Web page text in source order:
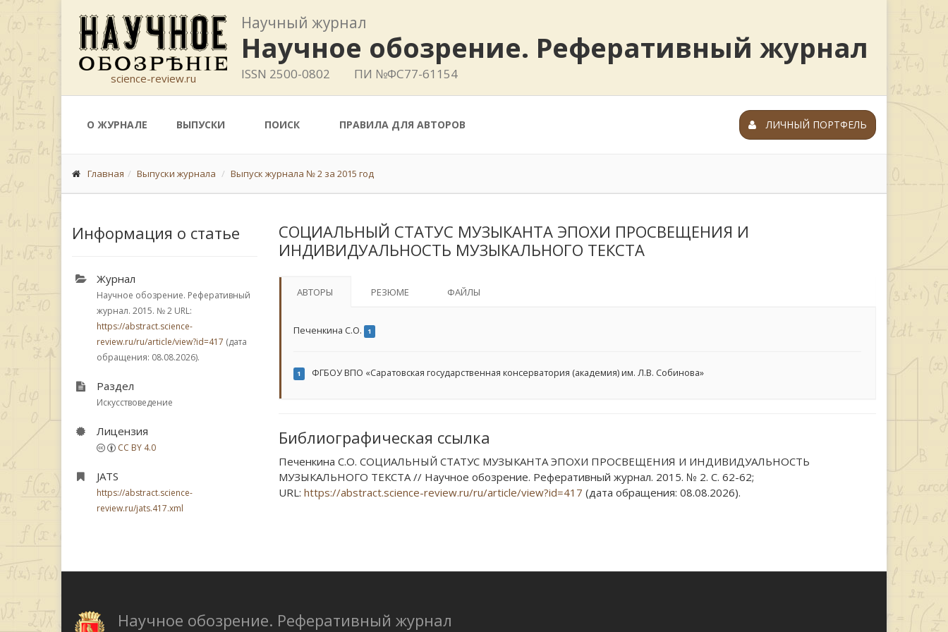
science-review.ru
Научный журнал
Научное обозрение. Реферативный журнал
ISSN 2500-0802 ПИ №ФС77-61154
О ЖУРНАЛЕ ВЫПУСКИ ПОИСК ПРАВИЛА ДЛЯ АВТОРОВ ЛИЧНЫЙ ПОРТФЕЛЬ
Главная Выпуски журнала Выпуск журнала № 2 за 2015 год
Информация о статье
Журнал
Научное обозрение. Реферативный
журнал. 2015. № 2 URL:
https://abstract.science-
review.ru/ru/article/view?id=417 (дата
обращения: 08.08.2026).
Раздел
Искусствоведение
Лицензия
CC BY 4.0
JATS
https://abstract.science-
review.ru/jats.417.xml
СОЦИАЛЬНЫЙ СТАТУС МУЗЫКАНТА ЭПОХИ ПРОСВЕЩЕНИЯ И
ИНДИВИДУАЛЬНОСТЬ МУЗЫКАЛЬНОГО ТЕКСТА
АВТОРЫ РЕЗЮМЕ ФАЙЛЫ
Печенкина С.О. 1
1 ФГБОУ ВПО «Саратовская государственная консерватория (академия) им. Л.В. Собинова»
Библиографическая ссылка
Печенкина С.О. СОЦИАЛЬНЫЙ СТАТУС МУЗЫКАНТА ЭПОХИ ПРОСВЕЩЕНИЯ И ИНДИВИДУАЛЬНОСТЬ
МУЗЫКАЛЬНОГО ТЕКСТА // Научное обозрение. Реферативный журнал. 2015. № 2. С. 62-62;
URL: https://abstract.science-review.ru/ru/article/view?id=417 (дата обращения: 08.08.2026).
Научное обозрение. Реферативный журнал